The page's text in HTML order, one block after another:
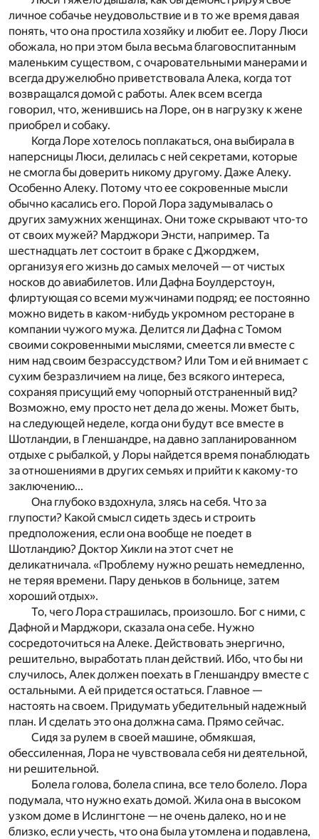
личное собачье неудовольствие и в то же время давая
понять, что она простила хозяйку и любит ее. Лору Люси
обожала, но при этом была весьма благовоспитанным
маленьким существом, с очаровательными манерами и
всегда дружелюбно приветствовала Алека, когда тот
возвращался домой с работы. Алек всем всегда
говорил, что, женившись на Лоре, он в нагрузку к жене
приобрел и собаку.
Когда Лоре хотелось поплакаться, она выбирала в
наперсницы Люси, делилась с ней секретами, которые
не смогла бы доверить никому другому. Даже Алеку.
Особенно Алеку. Потому что ее сокровенные мысли
обычно касались его. Порой Лора задумывалась о
других замужних женщинах. Они тоже скрывают что-то
от своих мужей? Марджори Энсти, например. Та
шестнадцать лет состоит в браке с Джорджем,
организуя его жизнь до самых мелочей — от чистых
носков до авиабилетов. Или Дафна Боулдерстоун,
флиртующая со всеми мужчинами подряд; ее постоянно
можно видеть в каком-нибудь укромном ресторане в
компании чужого мужа. Делится ли Дафна с Томом
своими сокровенными мыслями, смеется ли вместе с
ним над своим безрассудством? Или Том и ей внимает с
сухим безразличием на лице, без всякого интереса,
сохраняя присущий ему чопорный отстраненный вид?
Возможно, ему просто нет дела до жены. Может быть,
на следующей неделе, когда они будут все вместе в
Шотландии, в Гленшандре, на давно запланированном
отдыхе с рыбалкой, у Лоры найдется время понаблюдать
за отношениями в других семьях и прийти к какому-то
заключению...
Она глубоко вздохнула, злясь на себя. Что за
глупости? Какой смысл сидеть здесь и строить
предположения, если она вообще не поедет в
Шотландию? Доктор Хикли на этот счет не
деликатничала. «Проблему нужно решать немедленно,
не теряя времени. Пару деньков в больнице, затем
хороший отдых».
То, чего Лора страшилась, произошло. Бог с ними, с
Дафной и Марджори, сказала она себе. Нужно
сосредоточиться на Алеке. Действовать энергично,
решительно, выработать план действий. Ибо, что бы ни
случилось, Алек должен поехать в Гленшандру вместе с
остальными. А ей придется остаться. Главное —
настоять на своем. Придумать убедительный надежный
план. И сделать это она должна сама. Прямо сейчас.
Сидя за рулем в своей машине, обмякшая,
обессиленная, Лора не чувствовала себя ни деятельной,
ни решительной.
Болела голова, болела спина, все тело болело. Лора
подумала, что нужно ехать домой. Жила она в высоком
узком доме в Ислингтоне — не очень далеко, но и не
близко, если учесть, что она была утомлена и подавлена,